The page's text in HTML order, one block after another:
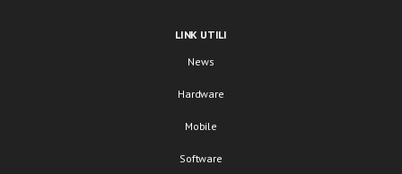
LINK UTILI
News
Hardware
Mobile
Software